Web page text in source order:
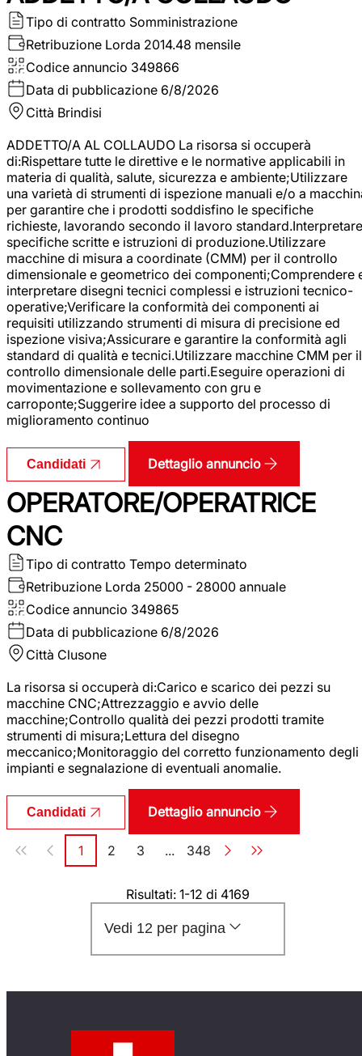
Tipo di contratto Somministrazione
Retribuzione Lorda 2014.48 mensile
Codice annuncio 349866
Data di pubblicazione 6/8/2026
Città Brindisi
ADDETTO/A AL COLLAUDO La risorsa si occuperà
di:Rispettare tutte le direttive e le normative applicabili in
materia di qualità, salute, sicurezza e ambiente;Utilizzare
una varietà di strumenti di ispezione manuali e/o a
per garantire che i prodotti soddisfino le specifiche
richieste, lavorando secondo il lavoro standard.Interpretare
specifiche scritte e istruzioni di produzione.Utilizzare
macchine di misura a coordinate (CMM) per il controllo
dimensionale e geometrico dei componenti;Comprendere
interpretare disegni tecnici complessi e istruzioni tecnico-
operative;Verificare la conformità dei componenti ai
requisiti utilizzando strumenti di misura di precisione ed
ispezione visiva;Assicurare e garantire la conformità agli
standard di qualità e tecnici.Utilizzare macchine CMM per il
controllo dimensionale delle parti.Eseguire operazioni di
movimentazione e sollevamento con gru e
carroponte;Suggerire idee a supporto del processo di
miglioramento continuo
Candidati Dettaglio annuncio
OPERATORE/OPERATRICE
CNC
Tipo di contratto Tempo determinato
Retribuzione Lorda 25000 - 28000 annuale
Codice annuncio 349865
Data di pubblicazione 6/8/2026
Città Clusone
La risorsa si occuperà di:Carico e scarico dei pezzi su
macchine CNC;Attrezzaggio e avvio delle
macchine;Controllo qualità dei pezzi prodotti tramite
strumenti di misura;Lettura del disegno
meccanico;Monitoraggio del corretto funzionamento degli
impianti e segnalazione di eventuali anomalie.
Candidati Dettaglio annuncio
Paginazione
Pagina
1 Pagina
2 Pagina
3 ... Pagina
348
Risultati: 1-12 di 4169
Vedi 12 per pagina